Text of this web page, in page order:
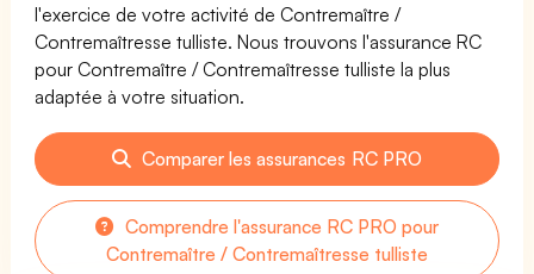
l'exercice de votre activité de Contremaître /
Contremaîtresse tulliste. Nous trouvons l'assurance RC
pour Contremaître / Contremaîtresse tulliste la plus
adaptée à votre situation.
Comparer les assurances RC PRO
Comprendre l'assurance RC PRO pour
Contremaître / Contremaîtresse tulliste